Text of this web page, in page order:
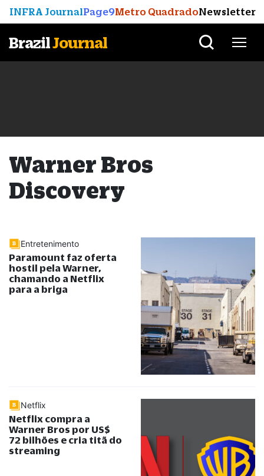
INFRA JournalPage9Metro QuadradoNewsletter
BrazilJournal
Warner Bros
Discovery
Entretenimento
Paramount faz oferta
hostil pela Warner,
chamando a Netflix
para a briga
Netflix
Netflix compra a
Warner Bros por US$
72 bilhões e cria titã do
streaming